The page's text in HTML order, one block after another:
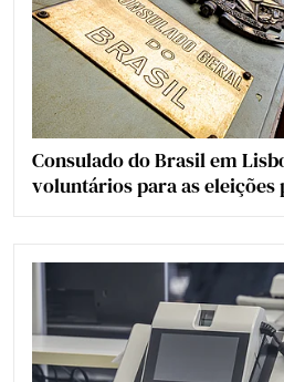
Consulado do Brasil em
voluntários para as eleições